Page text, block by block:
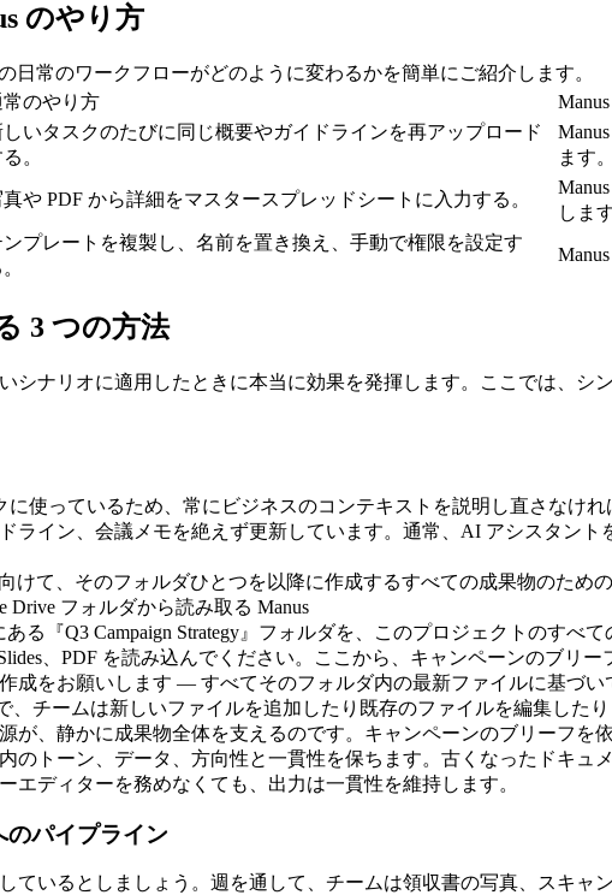
のやり方
日常のワークフローがどのように変わるかを簡単にご紹介します。
常のやり方
しいタスクのたびに同じ概要やガイドラインを再アップロード
。
ます。
や PDF から詳細をマスタースプレッドシートに入力する。
しま
ンプレートを複製し、名前を置き換え、手動で権限を設定す
3 つの方法
シナリオに適用したときに本当に効果を発揮します。ここでは、
使っているため、常にビジネスのコンテキストを説明し直さなけ
ライン、会議メモを絶えず更新しています。通常、AI アシスタン
けて、そのフォルダひとつを以降に作成するすべての成果物のため
ある『Q3 Campaign Strategy』フォルダを、このプロジェクトのす
、PDF を読み込んでください。ここから、キャンペーンのブ
成をお願いします — すべてそのフォルダ内の最新ファイルに基づい
、チームは新しいファイルを追加したり既存のファイルを編集した
が、静かに成果物全体を支えるのです。キャンペーンのブリーフ
のトーン、データ、方向性と一貫性を保ちます。古くなったドキ
エディターを務めなくても、出力は一貫性を維持します。
のパイプライン
ているとしましょう。週を通して、チームは領収書の写真、スキ